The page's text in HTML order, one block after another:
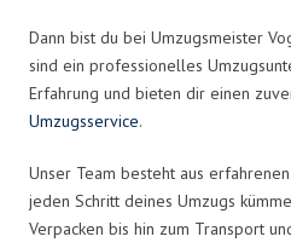
Dann bist du bei Umzugsmeister
sind ein professionelles
Erfahrung und bieten dir einen
Umzugsservice.
Unser Team besteht aus
jeden Schritt deines Umzugs
Verpacken bis hin zum Transport